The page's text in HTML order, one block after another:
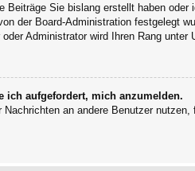
Sie bislang erstellt haben
der Board-Administration festgelegt
Administrator wird Ihren Rang unter
ich aufgefordert, mich anzumelden.
an andere Benutzer